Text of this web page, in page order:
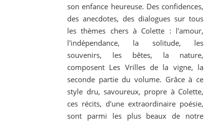
son enfance heureuse. Des confidences,
des anecdotes, des dialogues sur tous
les thèmes chers à Colette : l'amour,
l'indépendance, la solitude, les
souvenirs, les bêtes, la nature,
composent Les Vrilles de la vigne, la
seconde partie du volume. Grâce à ce
style dru, savoureux, propre à Colette,
ces récits, d'une extraordinaire poésie,
sont parmi les plus beaux de notre